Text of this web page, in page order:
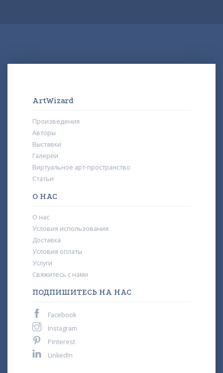
ArtWizard
Произведения
Авторы
Выставки
Галереи
Виртуальное арт-пространство
Статьи
О НАС
О нас
Условия использования
Доставка
Условия оплаты
Услуги
Свяжитесь с нами
ПОДПИШИТЕСЬ НА НАС
Facebook
Instagram
Pinterest
LinkedIn